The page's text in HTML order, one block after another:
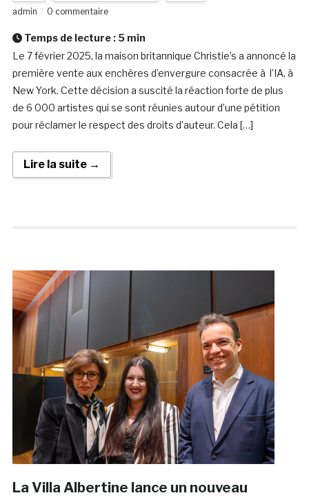
admin
0 commentaire
Temps de lecture : 5 min
Le 7 février 2025, la maison britannique Christie’s a annoncé la
première vente aux enchères d’envergure consacrée à l’IA, à
New York. Cette décision a suscité la réaction forte de plus
de 6 000 artistes qui se sont réunies autour d’une pétition
pour réclamer le respect des droits d’auteur. Cela […]
Lire la suite →
La Villa Albertine lance un nouveau